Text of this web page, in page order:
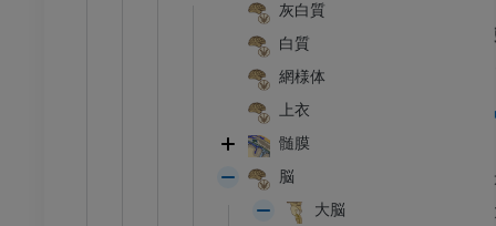
灰白質
白質
網様体
上衣
髄膜
脳
大脳